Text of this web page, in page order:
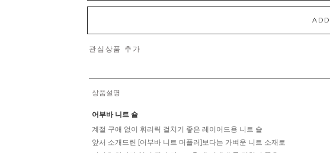
관심상품 추가
상품설명
어부바 니트 숄
계절 구애 없이 휘리릭 걸치기 좋은 레이어드용 니트 숄
앞서 소개드린 [어부바 니트 머플러]보다는 가벼운 니트 소재로